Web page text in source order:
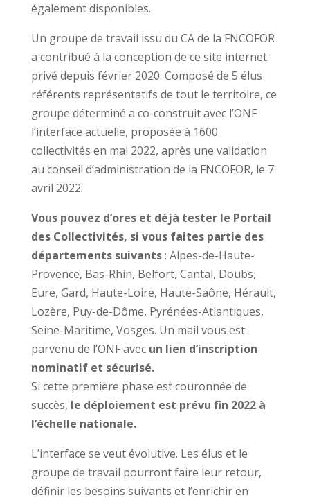
également disponibles.
Un groupe de travail issu du CA de la FNCOFOR
a contribué à la conception de ce site internet
privé depuis février 2020. Composé de 5 élus
référents représentatifs de tout le territoire, ce
groupe déterminé a co-construit avec l’ONF
l’interface actuelle, proposée à 1600
collectivités en mai 2022, après une validation
au conseil d’administration de la FNCOFOR, le 7
avril 2022.
Vous pouvez d’ores et déjà tester le Portail
des Collectivités, si vous faites partie des
départements suivants: Alpes-de-Haute-
Provence, Bas-Rhin, Belfort, Cantal, Doubs,
Eure, Gard, Haute-Loire, Haute-Saône, Hérault,
Lozère, Puy-de-Dôme, Pyrénées-Atlantiques,
Seine-Maritime, Vosges. Un mail vous est
parvenu de l’ONF avec un lien d’inscription
nominatif et sécurisé.
Si cette première phase est couronnée de
succès, le déploiement est prévu fin 2022 à
l’échelle nationale.
L’interface se veut évolutive. Les élus et le
groupe de travail pourront faire leur retour,
définir les besoins suivants et l’enrichir en